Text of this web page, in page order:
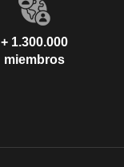
+ 1.300.000
miembros